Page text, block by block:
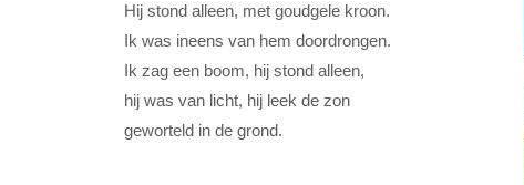
Hij stond alleen, met goudgele kroon.
Ik was ineens van hem doordrongen.
Ik zag een boom, hij stond alleen,
hij was van licht, hij leek de zon
geworteld in de grond.